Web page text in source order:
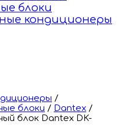
блоки
кондиционеры
/
блоки / Dantex /
блок Dantex DK-